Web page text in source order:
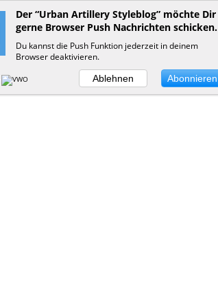
Der “Urban Artillery Styleblog” möchte Dir
gerne Browser Push Nachrichten schicken.
Du kannst die Push Funktion jederzeit in deinem
Browser deaktivieren.
Ablehnen Abonnieren